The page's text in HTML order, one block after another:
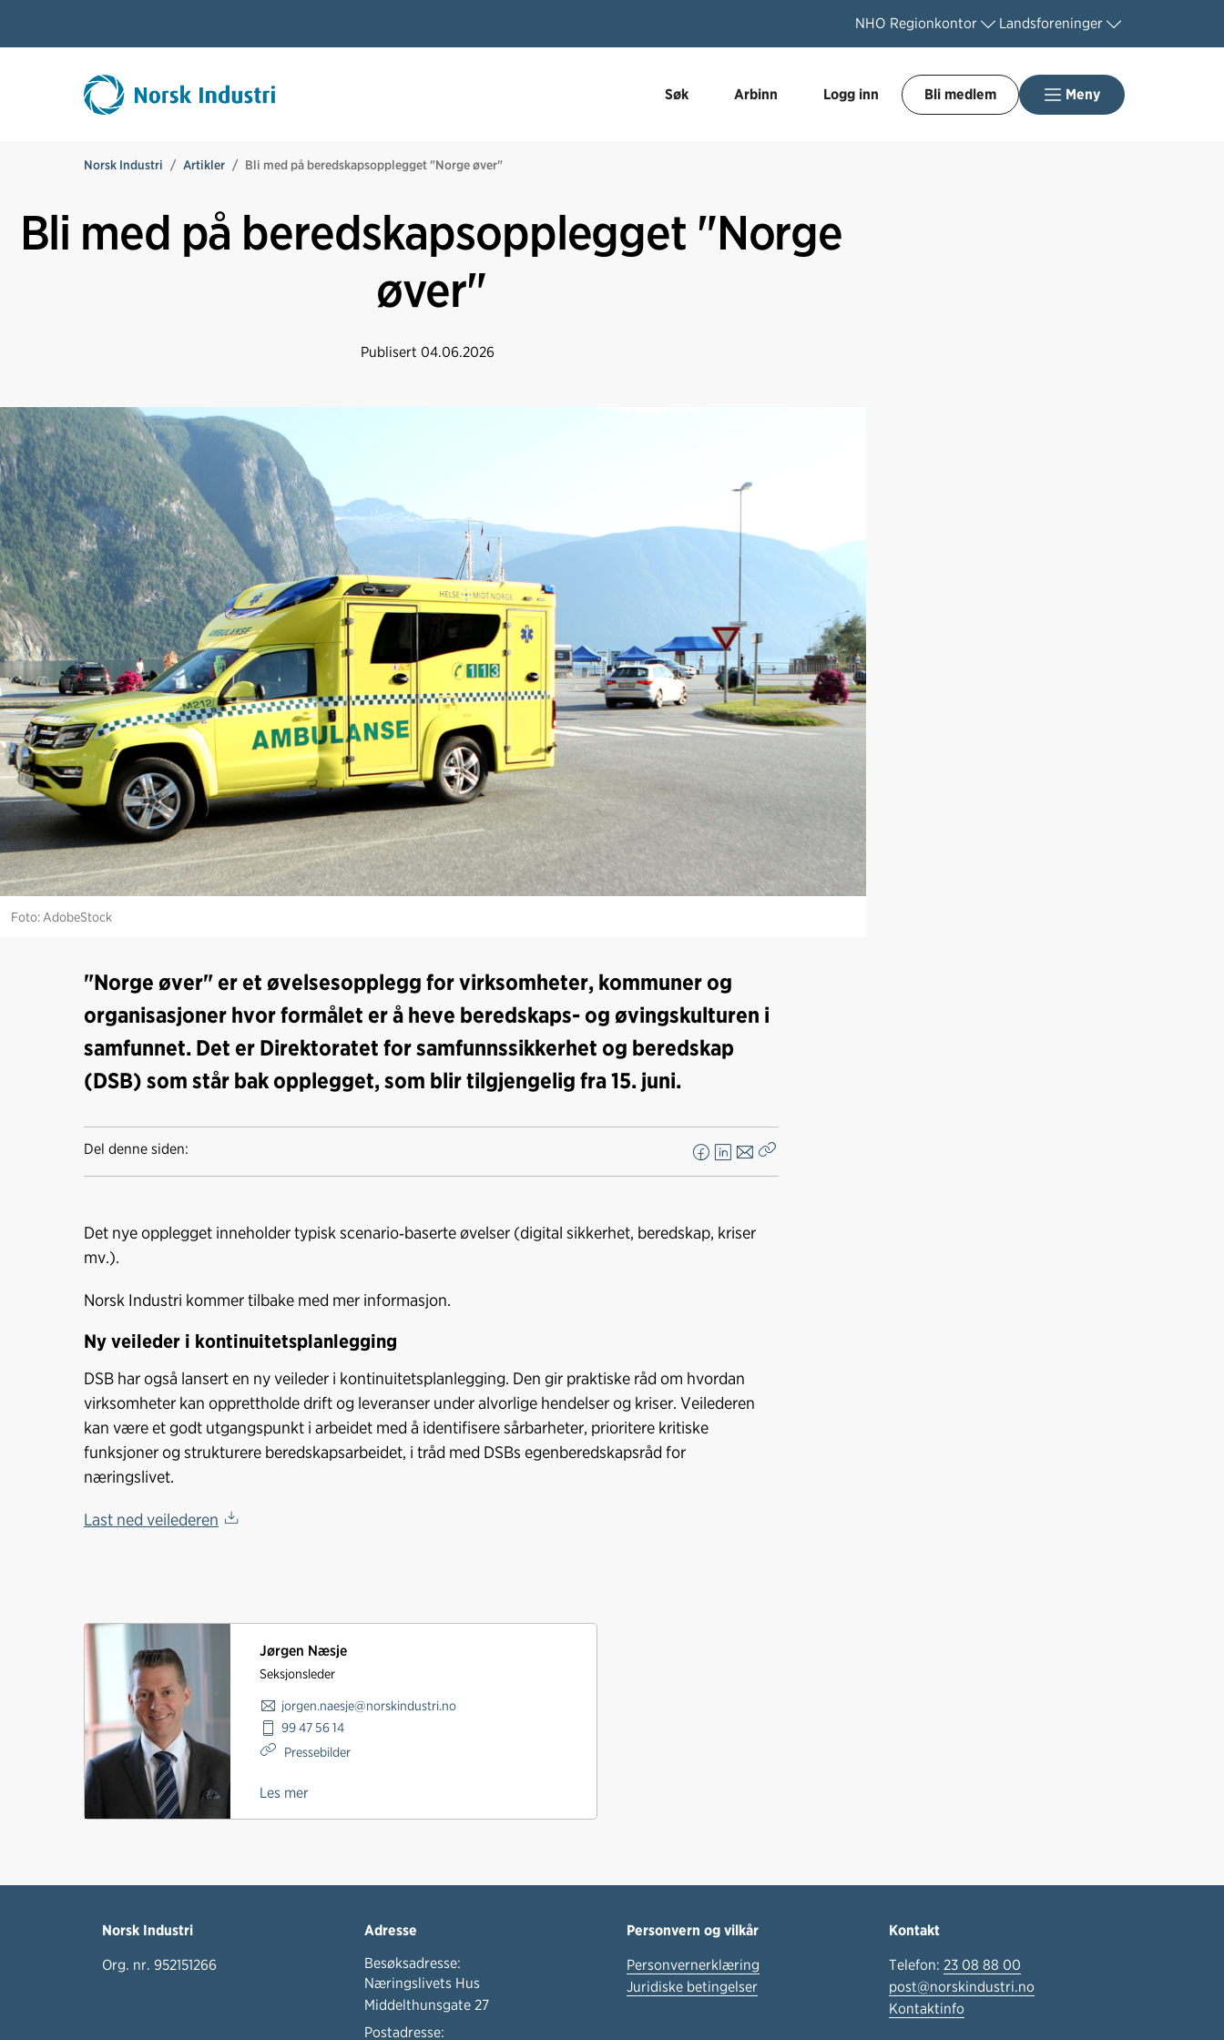
NHO Regionkontor Landsforeninger
Søk Arbinn Logg inn Bli medlem Meny
Norsk Industri Artikler Bli med på beredskapsopplegget "Norge øver"
Bli med på beredskapsopplegget "Norge
øver"
Publisert 04.06.2026
Foto: AdobeStock
"Norge øver" er et øvelsesopplegg for virksomheter, kommuner og
organisasjoner hvor formålet er å heve beredskaps- og øvingskulturen i
samfunnet. Det er Direktoratet for samfunnssikkerhet og beredskap
(DSB) som står bak opplegget, som blir tilgjengelig fra 15. juni.
Del denne siden:
F
e
L
k
E
o
Det nye opplegget inneholder typisk scenario‑baserte øvelser (digital sikkerhet, beredskap, kriser
mv.).
Norsk Industri kommer tilbake med mer informasjon.
Ny veileder i kontinuitetsplanlegging
DSB har også lansert en ny veileder i kontinuitetsplanlegging. Den gir praktiske råd om hvordan
virksomheter kan opprettholde drift og leveranser under alvorlige hendelser og kriser. Veilederen
kan være et godt utgangspunkt i arbeidet med å identifisere sårbarheter, prioritere kritiske
funksjoner og strukturere beredskapsarbeidet, i tråd med DSBs egenberedskapsråd for
næringslivet.
Last ned veilederen
Jørgen Næsje
Seksjonsleder
jorgen.naesje@norskindustri.no
99 47 56 14
Pressebilder
Les mer
Norsk Industri
Org. nr. 952151266
Adresse
Besøksadresse:
Næringslivets Hus
Middelthunsgate 27
Postadresse:
Personvern og vilkår
Personvernerklæring
Juridiske betingelser
Kontakt
Telefon: 23 08 88 00
post@norskindustri.no
Kontaktinfo